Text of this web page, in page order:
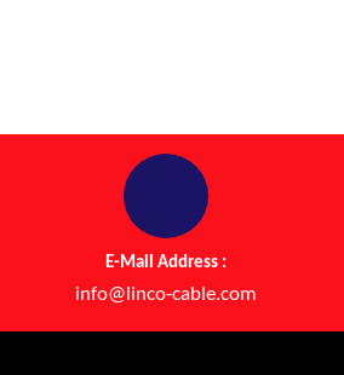
E-Mail Address :
info@linco-cable.com